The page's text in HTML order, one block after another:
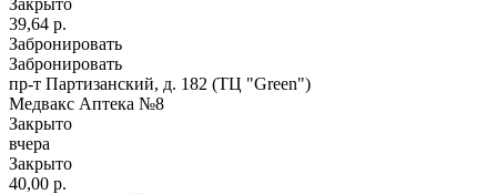
39,64 р.
Забронировать
Забронировать
пр-т Партизанский, д. 182 (ТЦ "Green")
Медвакс Аптека №8
Закрыто
вчера
Закрыто
40,00 р.